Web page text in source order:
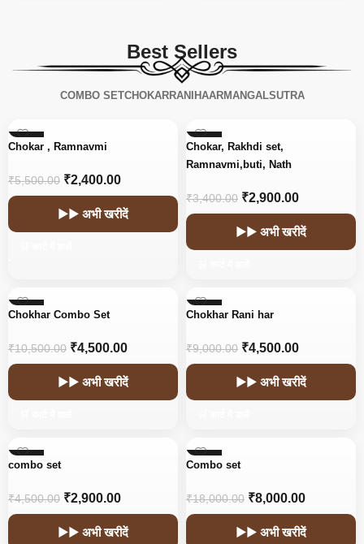
Best Sellers
COMBO SETCHOKARRANIHAARMANGALSUTRA
-56%
Chokar , Ramnavmi
₹5,500.00 ₹2,400.00
▶▶ अभी खरीदें
-15%
Chokar, Rakhdi set,
Ramnavmi,buti, Nath
₹3,400.00 ₹2,900.00
▶▶ अभी खरीदें
-57%
Chokhar Combo Set
₹10,500.00 ₹4,500.00
▶▶ अभी खरीदें
-50%
Chokhar Rani har
₹9,000.00 ₹4,500.00
▶▶ अभी खरीदें
-36%
combo set
₹4,500.00 ₹2,900.00
▶▶ अभी खरीदें
-56%
Combo set
₹18,000.00 ₹8,000.00
▶▶ अभी खरीदें